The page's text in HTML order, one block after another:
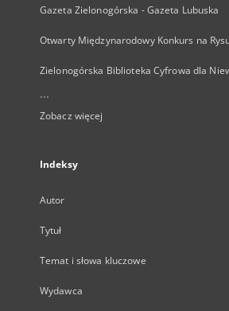
Gazeta Zielonogórska - Gazeta Lubuska
Otwarty Międzynarodowy Konkurs na
Zielonogórska Biblioteka Cyfrowa dla
...
Zobacz więcej
Indeksy
Autor
Tytuł
Temat i słowa kluczowe
Wydawca